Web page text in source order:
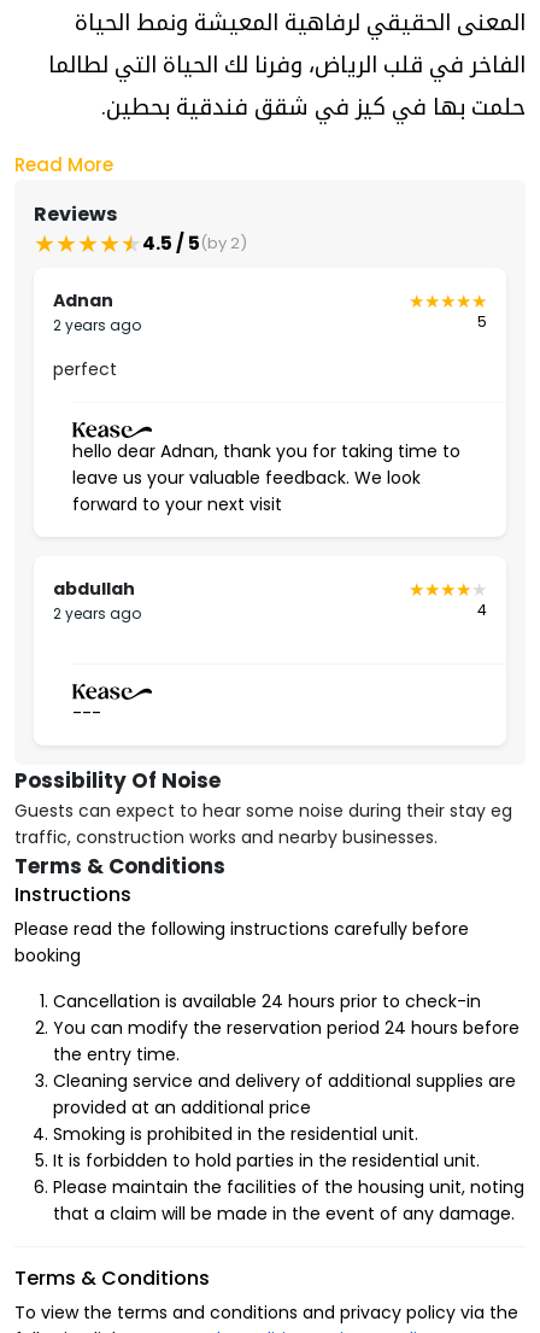
المعنى الحقيقي لرفاهية المعيشة ونمط الحياة
الفاخر في قلب الرياض، وفرنا لك الحياة التي لطالما
حلمت بها في كيز في شقق فندقية بحطين.
مزايا ايجار شقة مفروشة بحطين
شقق فندقية بحطين التي يمكنك السكن بها والتمتع
بأقصى درجات الرفاهية وسهولة المعيشة التي
تعتبر الوحدات السكنية في كيز من أفضل الشقق
الفندقية في الرياض وذلك بسبب تميز نمط الديكور
والمريحة للعين وتساعد على الاسترخاء التام عند
الدخول للمنزل.
نقوم بفرش الوحدات السكنية بأحدث قطع الأثاث
وأكثرها راحة لجعل شقق كيز أفضل الشقق الفندقية
Read More
Reviews
4.5 / 5(by 2)
Adnan
2 years ago 5
perfect
hello dear Adnan, thank you for taking time to
leave us your valuable feedback. We look
forward to your next visit
abdullah
2 years ago 4
---
Possibility Of Noise
Guests can expect to hear some noise during their stay eg
traffic, construction works and nearby businesses.
Terms & Conditions
Instructions
Please read the following instructions carefully before
booking
Cancellation is available 24 hours prior to check-in
You can modify the reservation period 24 hours before
the entry time.
Cleaning service and delivery of additional supplies are
provided at an additional price
Smoking is prohibited in the residential unit.
It is forbidden to hold parties in the residential unit.
Please maintain the facilities of the housing unit, noting
that a claim will be made in the event of any damage.
Terms & Conditions
To view the terms and conditions and privacy policy via the